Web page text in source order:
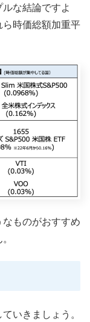
な結論ですよ
時価総額加重平
ものがおすすめ
いきましょう。